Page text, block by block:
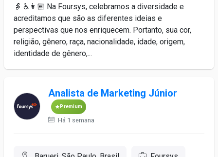
👵 ♿️👩🏾 Na Foursys, celebramos a diversidade e
acreditamos que são as diferentes ideias e
perspectivas que nos enriquecem. Portanto, sua cor,
religião, gênero, raça, nacionalidade, idade, origem,
identidade de gênero,...
Analista de Marketing Júnior
Premium
Há 1 semana